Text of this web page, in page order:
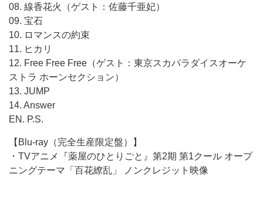
08. 線香花火（ゲスト：佐藤千亜妃）
09. 宝石
10. ロマンスの約束
11. ヒカリ
12. Free Free Free（ゲスト：東京スカパラダイスオーケ
ストラ ホーンセクション）
13. JUMP
14. Answer
EN. P.S.
【Blu-ray（完全生産限定盤）】
・TVアニメ『薬屋のひとりごと』第2期 第1クール オープ
ニングテーマ「百花繚乱」 ノンクレジット映像